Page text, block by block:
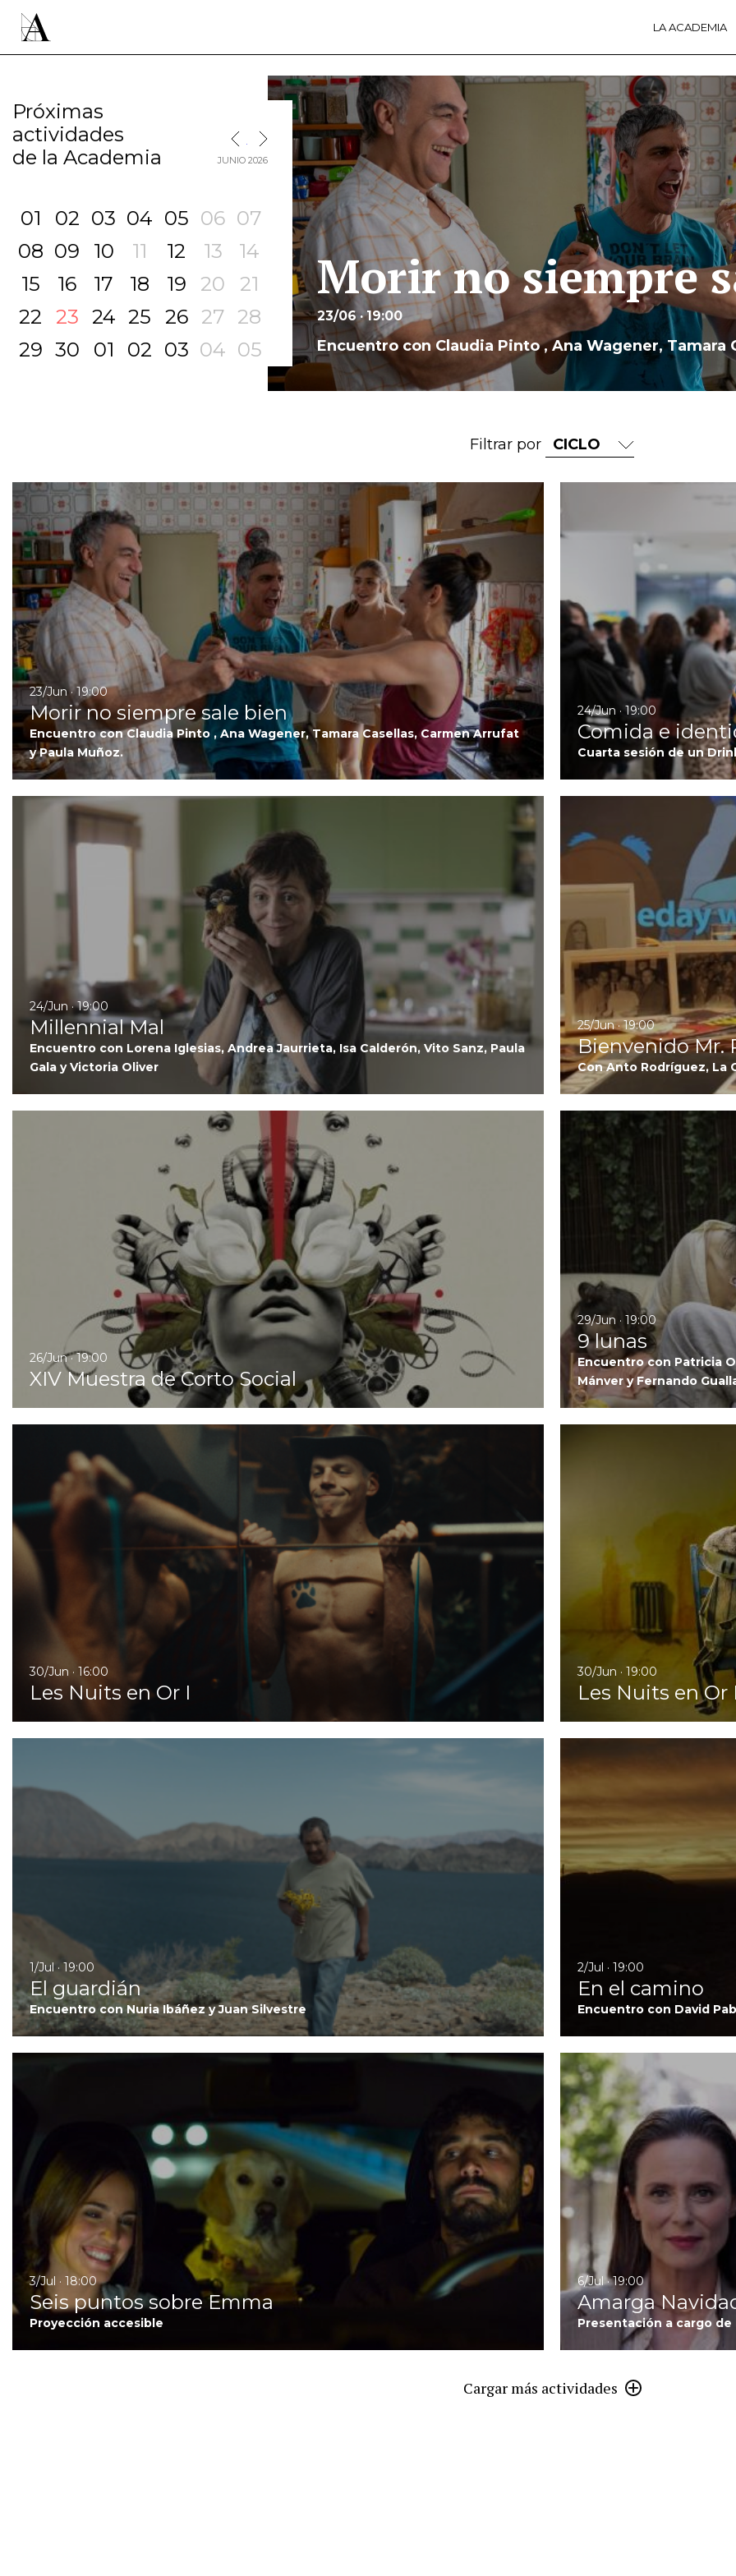
LA ACADEMIA
Próximas
actividades
de la Academia
MES ANTERIOR
MES SIGUIENTE
JUNIO 2026
01 02 03 04 05 06 07
08 09 10 11 12 13
14
15
16 17 18 19 20
21
22
23 24 25 26 27 28
29 30 01 02 03 04 05
Morir no siempre
23/06 · 19:00
Encuentro con Claudia Pinto , Ana Wagener, Tamara
Filtrar por
23/Jun · 19:00
Morir no siempre sale bien
Encuentro con Claudia Pinto , Ana Wagener, Tamara Casellas, Carmen Arrufat
y Paula Muñoz.
24/Jun · 19:00
Comida e
Cuarta sesión de un
24/Jun · 19:00
Millennial Mal
Encuentro con Lorena Iglesias, Andrea Jaurrieta, Isa Calderón, Vito Sanz, Paula
Gala y Victoria Oliver
25/Jun · 19:00
Bienvenido Mr.
Con Anto Rodríguez, La
Ir a XIV Muestra de Corto
26/Jun · 19:00
XIV Muestra de Corto Social
29/Jun · 19:00
9 lunas
Encuentro con Patricia
Mánver y Fernando
30/Jun · 16:00
Les Nuits en Or I
30/Jun · 19:00
Les Nuits en Or
1/Jul · 19:00
El guardián
Encuentro con Nuria Ibáñez y Juan Silvestre
2/Jul · 19:00
En el camino
Encuentro con David
Ir a Seis puntos sobre Emma
3/Jul · 18:00
Seis puntos sobre Emma
Proyección accesible
6/Jul · 19:00
Amarga
Presentación a cargo de
Cargar más actividades
LA